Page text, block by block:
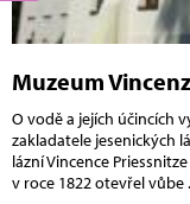
Muzeum
O vodě a jejích účincích
zakladatele jesenických
lázní Vincence
v roce 1822 otevřel vůbe